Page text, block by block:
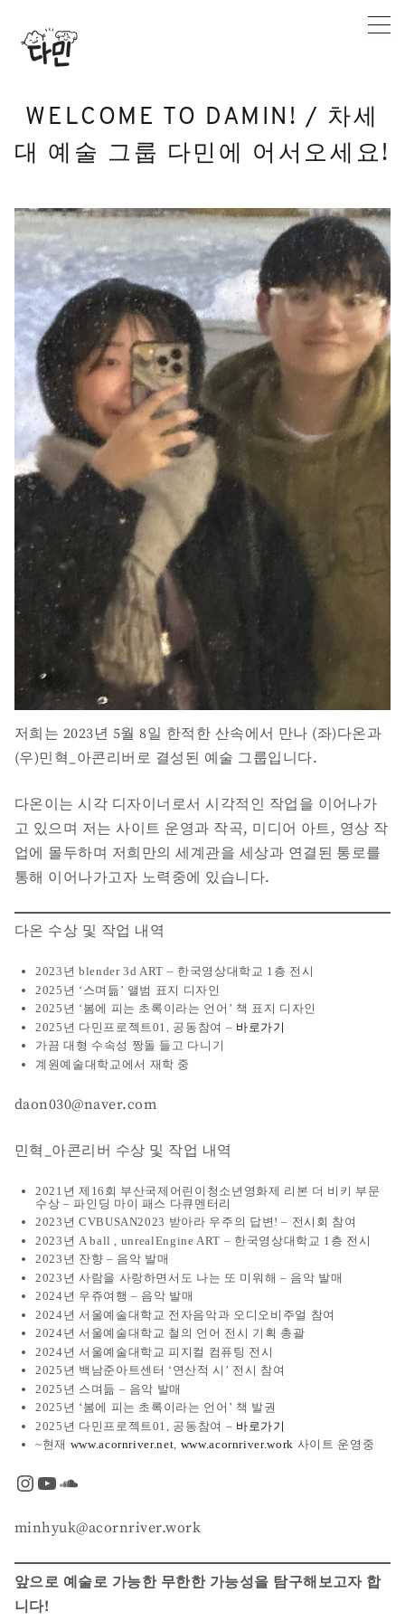
WELCOME TO DAMIN! / 차세
대 예술 그룹 다민에 어서오세요!
저희는 2023년 5월 8일 한적한 산속에서 만나 (좌)다온과
(우)민혁_아콘리버로 결성된 예술 그룹입니다.
다온이는 시각 디자이너로서 시각적인 작업을 이어나가
고 있으며 저는 사이트 운영과 작곡, 미디어 아트, 영상 작
업에 몰두하며 저희만의 세계관을 세상과 연결된 통로를
통해 이어나가고자 노력중에 있습니다.
다온 수상 및 작업 내역
2023년 blender 3d ART – 한국영상대학교 1층 전시
2025년 ‘스며듦’ 앨범 표지 디자인
2025년 ‘봄에 피는 초록이라는 언어’ 책 표지 디자인
2025년 다민프로젝트01, 공동참여 – 바로가기
가끔 대형 수속성 짱돌 들고 다니기
계원예술대학교에서 재학 중
daon030@naver.com
민혁_아콘리버 수상 및 작업 내역
2021년 제16회 부산국제어린이청소년영화제 리본 더 비키 부문
수상 – 파인딩 마이 패스 다큐멘터리
2023년 CVBUSAN2023 받아라 우주의 답변! – 전시회 참여
2023년 A ball , unrealEngine ART – 한국영상대학교 1층 전시
2023년 잔향 – 음악 발매
2023년 사람을 사랑하면서도 나는 또 미워해 – 음악 발매
2024년 우쥬여행 – 음악 발매
2024년 서울예술대학교 전자음악과 오디오비주얼 참여
2024년 서울예술대학교 철의 언어 전시 기획 총괄
2024년 서울예술대학교 피지컬 컴퓨팅 전시
2025년 백남준아트센터 ‘연산적 시’ 전시 참여
2025년 스며듦 – 음악 발매
2025년 ‘봄에 피는 초록이라는 언어’ 책 발권
2025년 다민프로젝트01, 공동참여 – 바로가기
~현재 www.acornriver.net, www.acornriver.work 사이트 운영중
Instagram
YouTube
SoundCloud
minhyuk@acornriver.work
앞으로 예술로 가능한 무한한 가능성을 탐구해보고자 합
니다!